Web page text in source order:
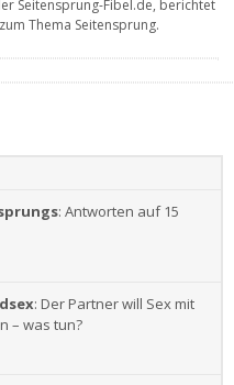
Seitensprung-Fibel.de, berichtet
Thema Seitensprung.
: Antworten auf 15
: Der Partner will Sex mit
– was tun?